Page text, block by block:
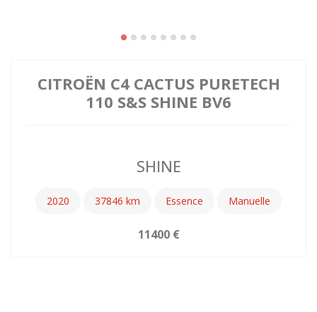
CITROËN C4 CACTUS PURETECH
110 S&S SHINE BV6
SHINE
2020 37846 Essence Manuelle
11400